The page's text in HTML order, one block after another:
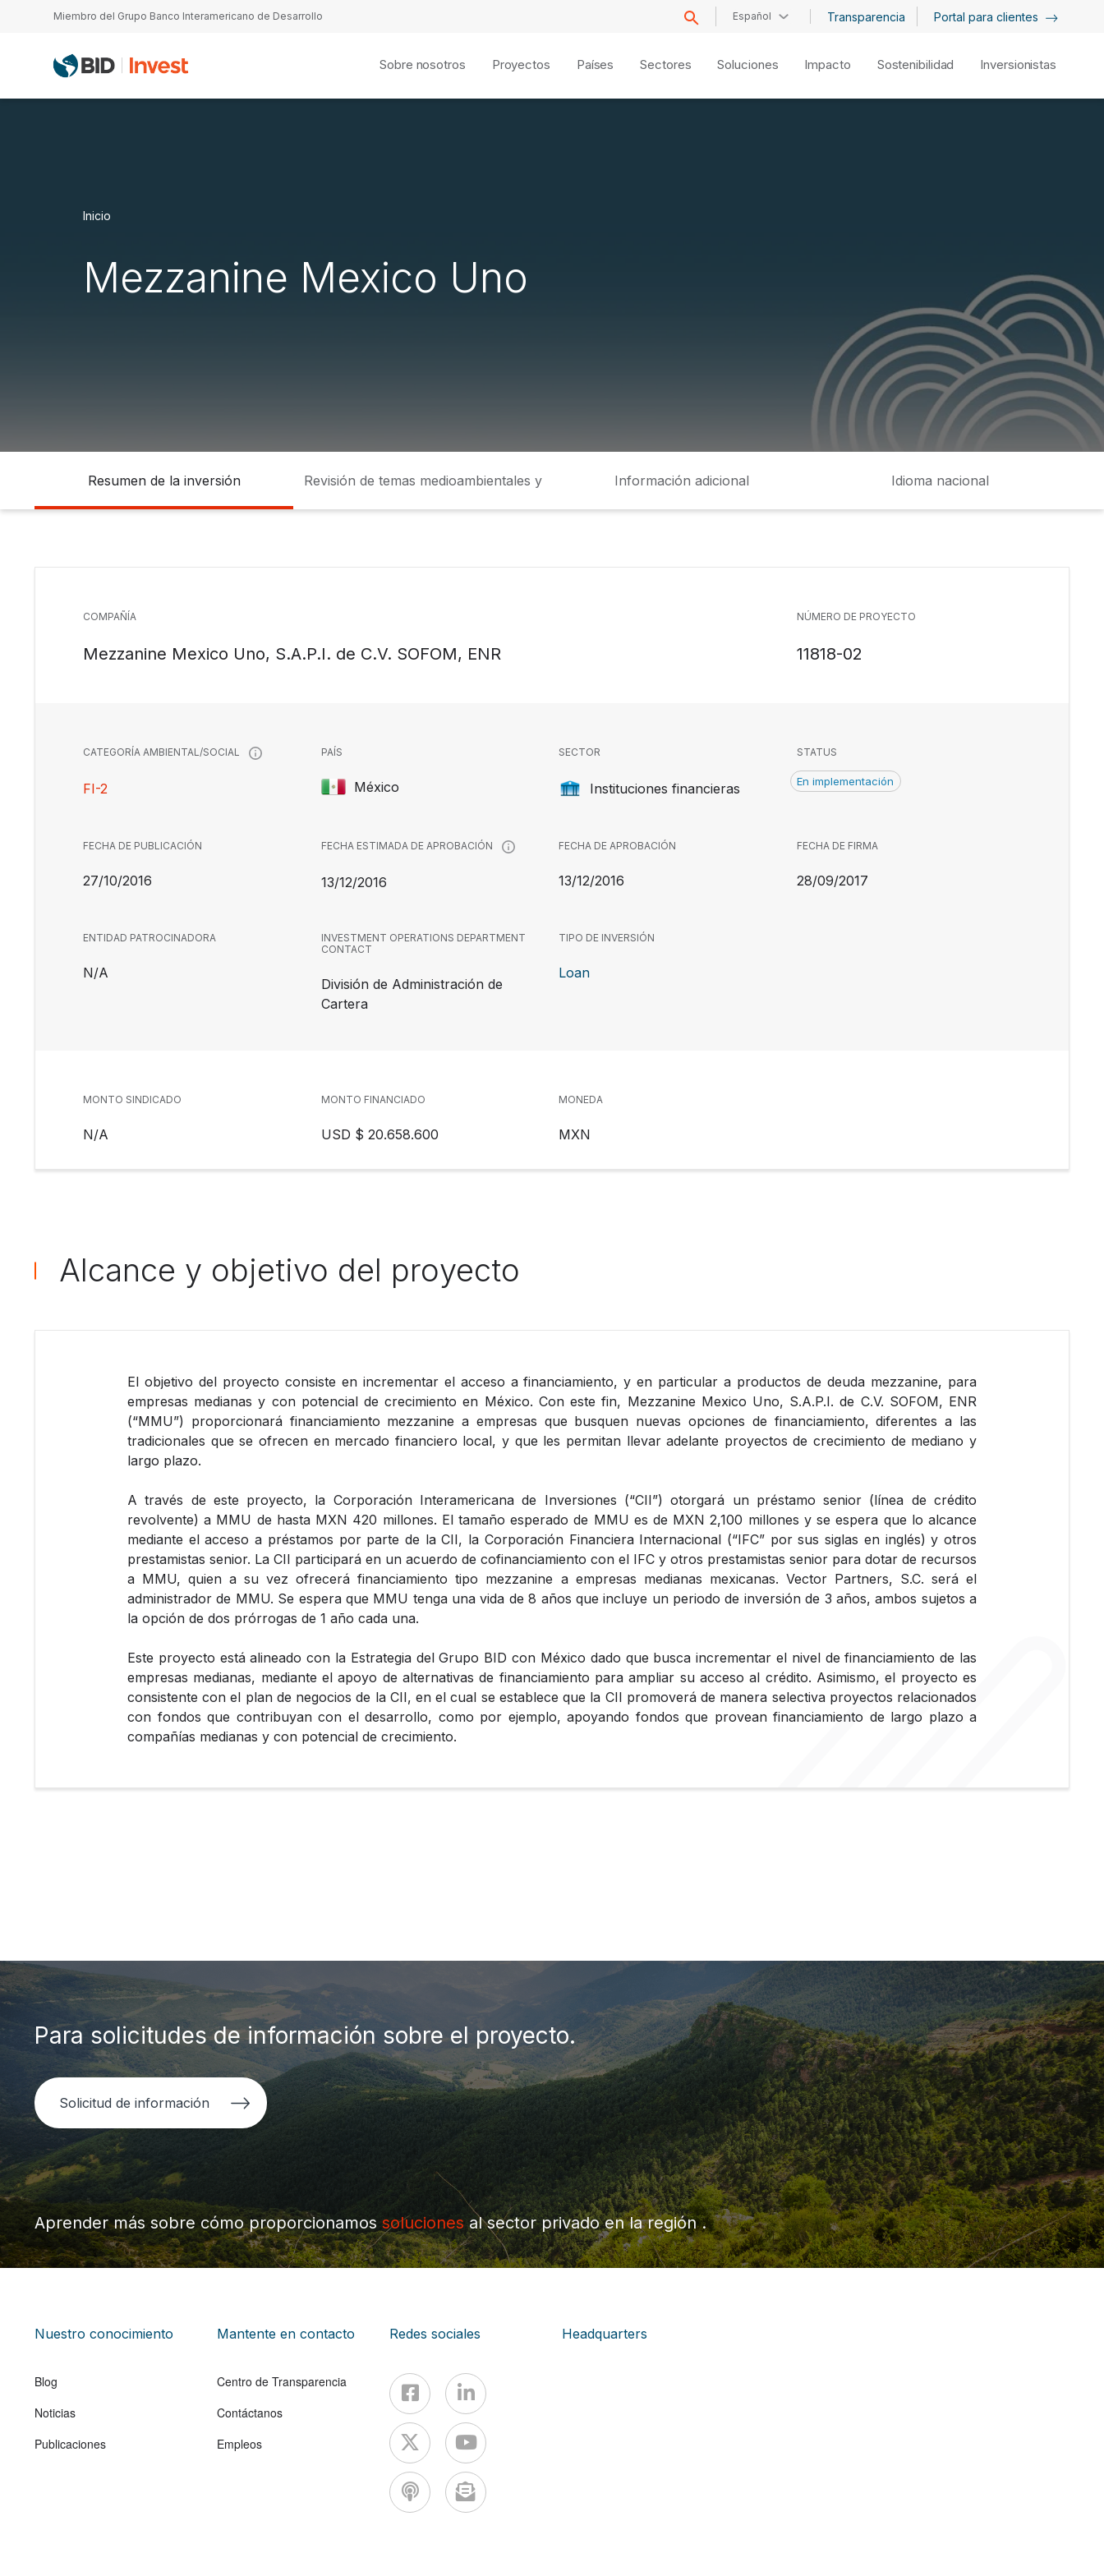
Pasar al contenido principal
Miembro del Grupo Banco Interamericano de Desarrollo Español Transparencia Portal para clientes
Sobre nosotros Proyectos Países Sectores Soluciones Impacto Sostenibilidad Inversionistas
Inicio
Mezzanine Mexico Uno
Resumen de la inversión Revisión de temas medioambientales y Información adicional Idioma nacional
COMPAÑÍA
Mezzanine Mexico Uno, S.A.P.I. de C.V. SOFOM, ENR
NÚMERO DE PROYECTO
11818-02
CATEGORÍA AMBIENTAL/SOCIAL
FI-2
PAÍS
México
SECTOR
Instituciones financieras
STATUS
En implementación
FECHA DE PUBLICACIÓN
27/10/2016
FECHA ESTIMADA DE APROBACIÓN
13/12/2016
FECHA DE APROBACIÓN
13/12/2016
FECHA DE FIRMA
28/09/2017
ENTIDAD PATROCINADORA
N/A
INVESTMENT OPERATIONS DEPARTMENT
CONTACT
División de Administración de
Cartera
TIPO DE INVERSIÓN
Loan
MONTO SINDICADO
N/A
MONTO FINANCIADO
USD $ 20.658.600
MONEDA
MXN
Alcance y objetivo del proyecto
El objetivo del proyecto consiste en incrementar el acceso a financiamiento, y en particular a productos de deuda mezzanine, para
empresas medianas y con potencial de crecimiento en México. Con este fin, Mezzanine Mexico Uno, S.A.P.I. de C.V. SOFOM, ENR
(“MMU”) proporcionará financiamiento mezzanine a empresas que busquen nuevas opciones de financiamiento, diferentes a las
tradicionales que se ofrecen en mercado financiero local, y que les permitan llevar adelante proyectos de crecimiento de mediano y
largo plazo.
A través de este proyecto, la Corporación Interamericana de Inversiones (“CII”) otorgará un préstamo senior (línea de crédito
revolvente) a MMU de hasta MXN 420 millones. El tamaño esperado de MMU es de MXN 2,100 millones y se espera que lo alcance
mediante el acceso a préstamos por parte de la CII, la Corporación Financiera Internacional (“IFC” por sus siglas en inglés) y otros
prestamistas senior. La CII participará en un acuerdo de cofinanciamiento con el IFC y otros prestamistas senior para dotar de recursos
a MMU, quien a su vez ofrecerá financiamiento tipo mezzanine a empresas medianas mexicanas. Vector Partners, S.C. será el
administrador de MMU. Se espera que MMU tenga una vida de 8 años que incluye un periodo de inversión de 3 años, ambos sujetos a
la opción de dos prórrogas de 1 año cada una.
Este proyecto está alineado con la Estrategia del Grupo BID con México dado que busca incrementar el nivel de financiamiento de las
empresas medianas, mediante el apoyo de alternativas de financiamiento para ampliar su acceso al crédito. Asimismo, el proyecto es
consistente con el plan de negocios de la CII, en el cual se establece que la CII promoverá de manera selectiva proyectos relacionados
con fondos que contribuyan con el desarrollo, como por ejemplo, apoyando fondos que provean financiamiento de largo plazo a
compañías medianas y con potencial de crecimiento.
Para solicitudes de información sobre el proyecto.
Solicitud de información
Aprender más sobre cómo proporcionamos solucionesal sector privado en la región .
Nuestro conocimiento
Blog
Noticias
Publicaciones
Mantente en contacto
Centro de Transparencia
Contáctanos
Empleos
Redes sociales Headquarters